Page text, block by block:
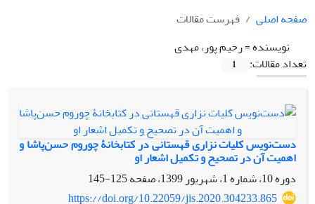
صفحه اصلی
فهرست مقالات
نویسنده =رحیم پور، مهدی
تعداد مقالات:
1
دست‌نویس کلیات نزاری قهستانی در کتابخانۀ چوروم حسن‌پاشا و
اهمیت آن در تصحیح و تکمیل اشعار او
دوره 10، شماره 1، شهریور 1399، صفحه
125-145
https://doi.org/10.22059/jis.2020.304233.865